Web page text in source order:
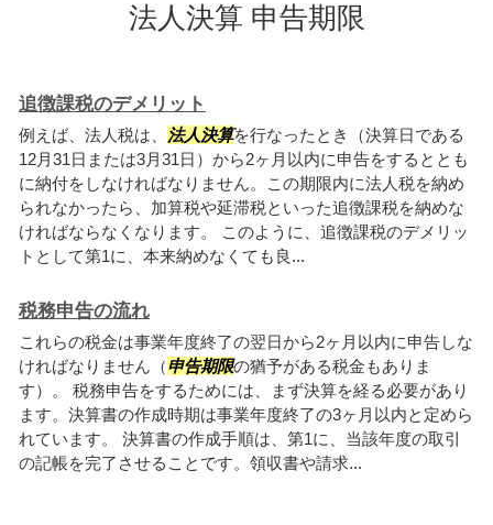
法人決算 申告期限
追徴課税のデメリット
例えば、法人税は、 法人決算を行なったとき（決算日である
12月31日または3月31日）から2ヶ月以内に申告をするととも
に納付をしなければなりません。この期限内に法人税を納め
られなかったら、加算税や延滞税といった追徴課税を納めな
ければならなくなります。 このように、追徴課税のデメリッ
トとして第1に、本来納めなくても良...
税務申告の流れ
これらの税金は事業年度終了の翌日から2ヶ月以内に申告しな
ければなりません（申告期限の猶予がある税金もありま
す）。 税務申告をするためには、まず決算を経る必要があり
ます。決算書の作成時期は事業年度終了の3ヶ月以内と定めら
れています。 決算書の作成手順は、第1に、当該年度の取引
の記帳を完了させることです。領収書や請求...